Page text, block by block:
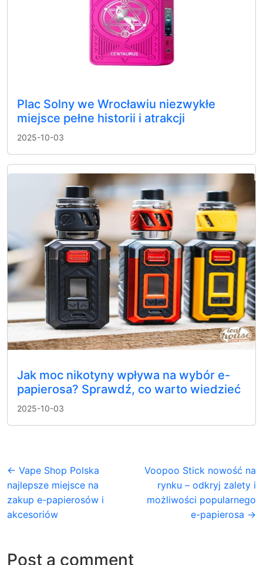
Plac Solny we Wrocławiu niezwykłe
miejsce pełne historii i atrakcji
2025-10-03
Jak moc nikotyny wpływa na wybór e-
papierosa? Sprawdź, co warto wiedzieć
2025-10-03
← Vape Shop Polska
najlepsze miejsce na
zakup e-papierosów i
akcesoriów
Voopoo Stick nowość na
rynku – odkryj zalety i
możliwości popularnego
e-papierosa →
Post a comment